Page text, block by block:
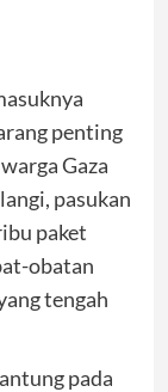
penting
Gaza
pasukan
paket
obatan
tengah
pada